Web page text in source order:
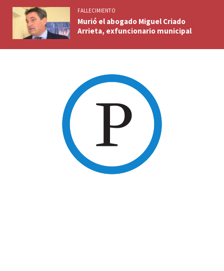
FALLECIMIENTO
Murió el abogado Miguel Criado
Arrieta, exfuncionario municipal